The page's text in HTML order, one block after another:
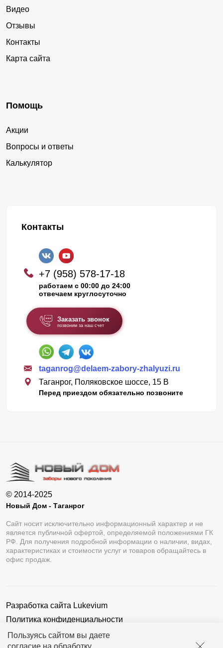
Пользуясь сайтом вы даете
согласие на обработку
Видео
Отзывы
Контакты
Карта сайта
Помощь
Акции
Вопросы и ответы
Калькулятор
Контакты
+7 (958) 578-17-18
работаем с 00:00 до 24:00
отвечаем круглосуточно
Заказать звонок
позвоним за наш счет
taganrog@delaem-zabory-zhalyuzi.ru
Таганрог, Поляковское шоссе, 15 В
Перед приездом обязательно позвоните
© 2014-2025
Новый Дом - Таганрог
Сайт носит исключительно информационный характер и не
является публичной офертой, определяемой положениями ГК
РФ. Для получения подробной информации о наличии, видах,
характеристиках и стоимости услуг и товаров обращайтесь в
офис продаж.
Разработка сайта Lukevium
Политика конфиденциальности
Пользовательское соглашение